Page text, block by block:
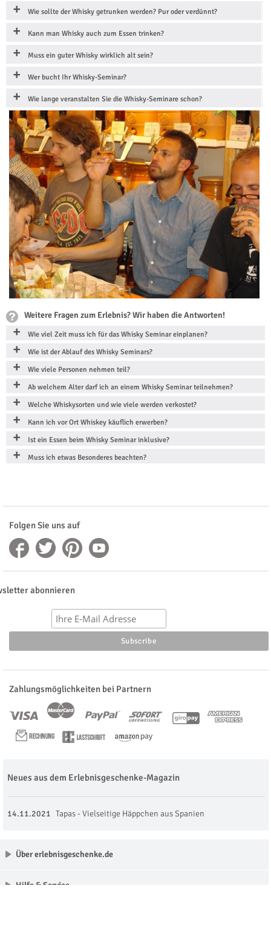
Wie sollte der Whisky getrunken werden? Pur oder verdünnt?
Kann man Whisky auch zum Essen trinken?
Muss ein guter Whisky wirklich alt sein?
Wer bucht Ihr Whisky-Seminar?
Wie lange veranstalten Sie die Whisky-Seminare schon?
Weitere Fragen zum Erlebnis? Wir haben die Antworten!
Wie viel Zeit muss ich für das Whisky Seminar einplanen?
Wie ist der Ablauf des Whisky Seminars?
Wie viele Personen nehmen teil?
Ab welchem Alter darf ich an einem Whisky Seminar teilnehmen?
Welche Whiskysorten und wie viele werden verkostet?
Kann ich vor Ort Whiskey käuflich erwerben?
Ist ein Essen beim Whisky Seminar inklusive?
Muss ich etwas Besonderes beachten?
Folgen Sie uns auf
abonnieren
Zahlungsmöglichkeiten bei Partnern
Neues aus dem Erlebnisgeschenke-Magazin
14.11.2021 Tapas - Vielseitige Häppchen aus Spanien
Über erlebnisgeschenke.de
Hilfe & Service